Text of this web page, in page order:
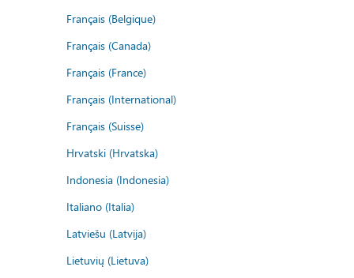
Français (Belgique)
Français (Canada)
Français (France)
Français (International)
Français (Suisse)
Hrvatski (Hrvatska)
Indonesia (Indonesia)
Italiano (Italia)
Latviešu (Latvija)
Lietuvių (Lietuva)